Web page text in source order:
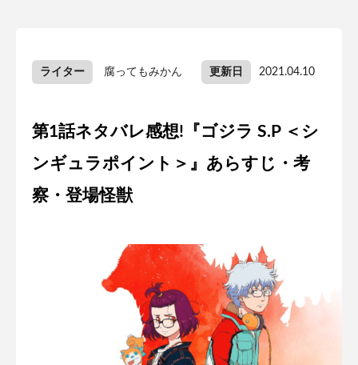
ライター 腐ってもみかん 更新日 2021.04.10
第1話ネタバレ感想!『ゴジラ S.P ＜シ
ンギュラポイント＞』あらすじ・考
察・登場怪獣